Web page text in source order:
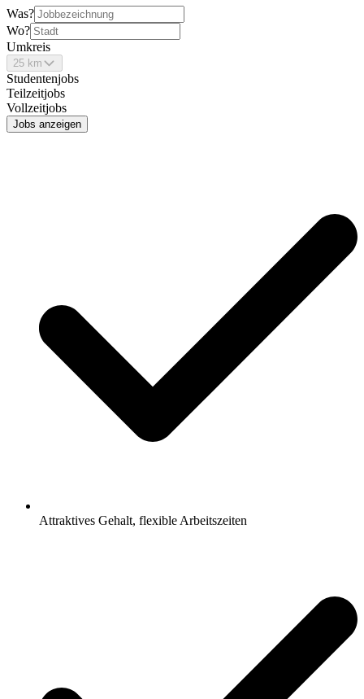
Was?
Wo?
Umkreis
25 km
Studentenjobs
Teilzeitjobs
Vollzeitjobs
Jobs anzeigen
Attraktives Gehalt, flexible Arbeitszeiten